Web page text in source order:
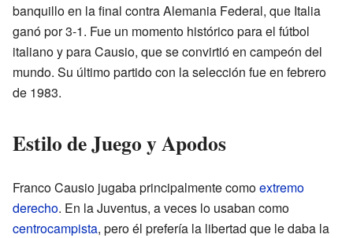
banquillo en la final contra Alemania Federal, que Italia
ganó por 3-1. Fue un momento histórico para el fútbol
italiano y para Causio, que se convirtió en campeón del
mundo. Su último partido con la selección fue en febrero
de 1983.
Estilo de Juego y Apodos
Franco Causio jugaba principalmente comoextremo
derecho. En la Juventus, a veces lo usaban como
centrocampista, pero él prefería la libertad que le daba la